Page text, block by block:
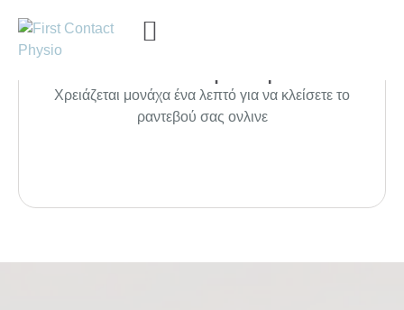
Χρειάζεται μονάχα ένα λεπτό για να κλείσετε το
ραντεβού σας ονλινε